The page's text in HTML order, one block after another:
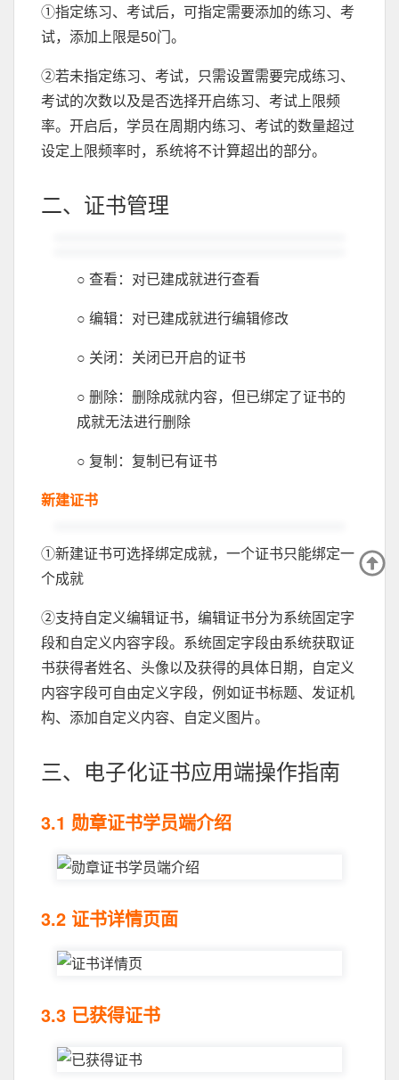
①指定练习、考试后，可指定需要添加的练习、考
试，添加上限是50门。
②若未指定练习、考试，只需设置需要完成练习、
考试的次数以及是否选择开启练习、考试上限频
率。开启后，学员在周期内练习、考试的数量超过
设定上限频率时，系统将不计算超出的部分。
二、证书管理
○ 查看：对已建成就进行查看
○ 编辑：对已建成就进行编辑修改
○ 关闭：关闭已开启的证书
○ 删除：删除成就内容，但已绑定了证书的
成就无法进行删除
○ 复制：复制已有证书
新建证书
①新建证书可选择绑定成就，一个证书只能绑定一
个成就
②支持自定义编辑证书，编辑证书分为系统固定字
段和自定义内容字段。系统固定字段由系统获取证
书获得者姓名、头像以及获得的具体日期，自定义
内容字段可自由定义字段，例如证书标题、发证机
构、添加自定义内容、自定义图片。
三、电子化证书应用端操作指南
3.1 勋章证书学员端介绍
3.2 证书详情页面
3.3 已获得证书